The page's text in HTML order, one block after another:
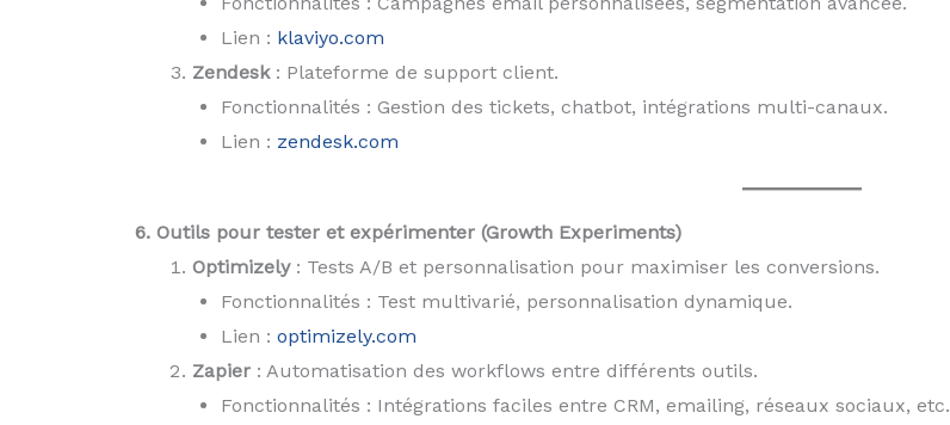
Lien : klaviyo.com
Zendesk: Plateforme de support client.
Fonctionnalités : Gestion des tickets, chatbot, intégrations multi-canaux.
Lien : zendesk.com
6. Outils pour tester et expérimenter (Growth Experiments)
Optimizely: Tests A/B et personnalisation pour maximiser les conversions.
Fonctionnalités : Test multivarié, personnalisation dynamique.
Lien : optimizely.com
Zapier: Automatisation des workflows entre différents outils.
Fonctionnalités : Intégrations faciles entre CRM, emailing, réseaux sociaux, etc.